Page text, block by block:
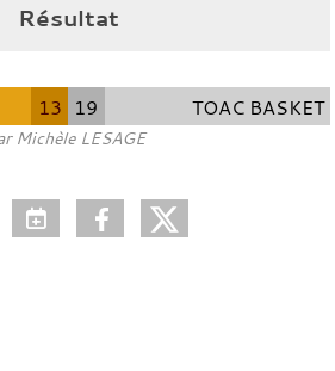
Résultat
13 19 TOAC BASKET
Michèle LESAGE